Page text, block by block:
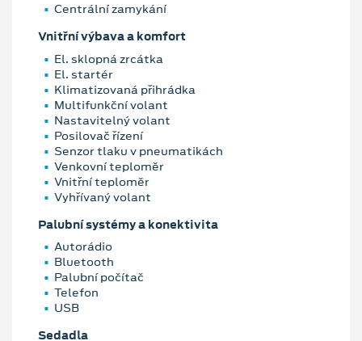
Centrální zamykání
Vnitřní výbava a komfort
El. sklopná zrcátka
El. startér
Klimatizovaná přihrádka
Multifunkční volant
Nastavitelný volant
Posilovač řízení
Senzor tlaku v pneumatikách
Venkovní teploměr
Vnitřní teploměr
Vyhřívaný volant
Palubní systémy a konektivita
Autorádio
Bluetooth
Palubní počítač
Telefon
USB
Sedadla